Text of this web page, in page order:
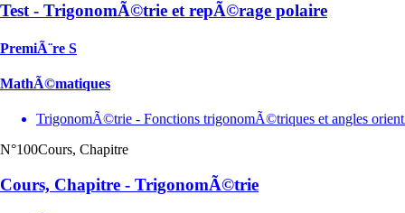
Test - TrigonomÃ©trie et repÃ©rage polaire
PremiÃ¨re S
MathÃ©matiques
TrigonomÃ©trie - Fonctions trigonomÃ©triques et angles
N°100Cours, Chapitre
Cours, Chapitre - TrigonomÃ©trie